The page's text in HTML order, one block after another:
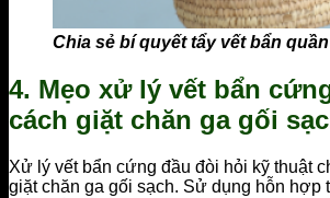
Chia sẻ bí quyết tẩy vết bẩn
4. Mẹo xử lý vết bẩn
cách giặt chăn ga gối
Xử lý vết bẩn cứng đầu đòi hỏi kỹ thuật
giặt chăn ga gối sạch. Sử dụng hỗn hợp